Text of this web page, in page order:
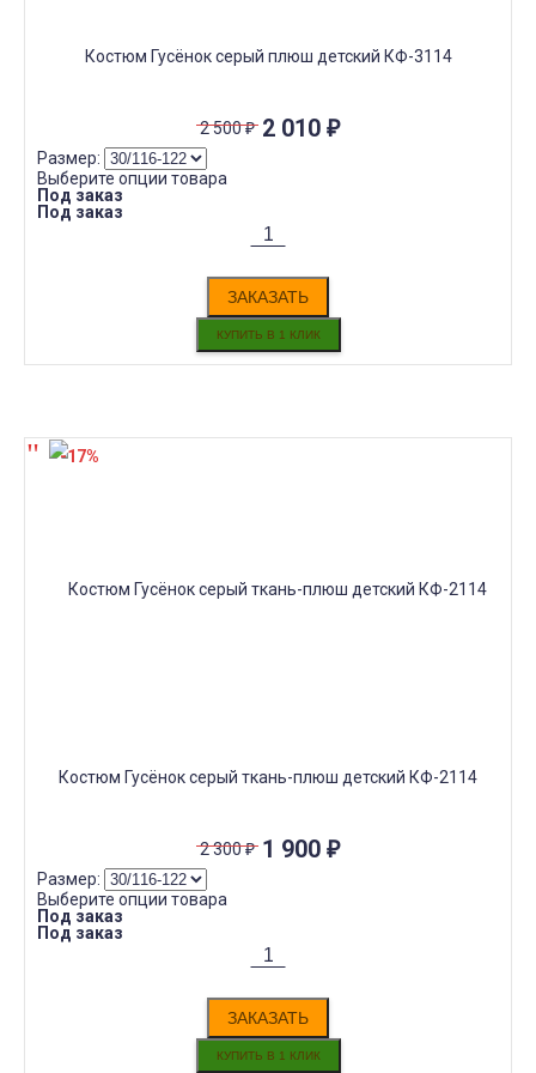
Костюм Гусёнок серый плюш детский КФ-3114
2 500₽ 2 010 ₽
Размер:
Выберите опции товара
Под заказ
Под заказ
ЗАКАЗАТЬ
Костюм Гусёнок серый ткань-плюш детский КФ-2114
2 300₽ 1 900 ₽
Размер:
Выберите опции товара
Под заказ
Под заказ
ЗАКАЗАТЬ
-17%